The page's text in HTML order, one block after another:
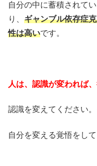
自分の中に蓄積されて
り、 ギャンブル依存症
性は高いです。
人は、認識が変われば
認識を変えてください
自分を変える覚悟をして